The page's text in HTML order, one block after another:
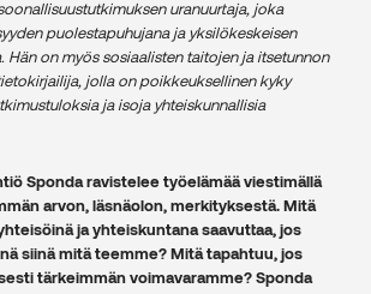
uranuurtaja, joka
puolestapuhujana ja yksilökeskeisen
Hän on myös sosiaalisten taitojen ja itsetunnon
jolla on poikkeuksellinen kyky
ja isoja yhteiskunnallisia
Sponda ravistelee työelämää viestimällä
arvon, läsnäolon, merkityksestä. Mitä
ja yhteiskuntana saavuttaa, jos
siinä mitä teemme? Mitä tapahtuu, jos
tärkeimmän voimavaramme? Sponda